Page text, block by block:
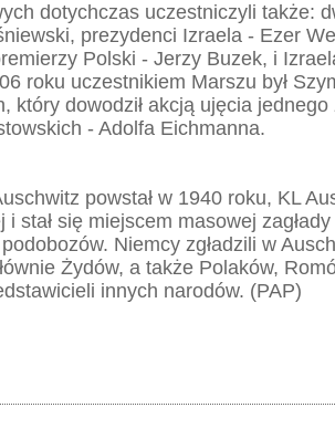
dotychczas uczestniczyli także:
prezydenci Izraela - Ezer
Polski - Jerzy Buzek, i
roku uczestnikiem Marszu był
który dowodził akcją ujęcia
- Adolfa Eichmanna.
powstał w 1940 roku, KL
i stał się miejscem masowej
Niemcy zgładzili w
Żydów, a także Polaków,
innych narodów. (PAP)